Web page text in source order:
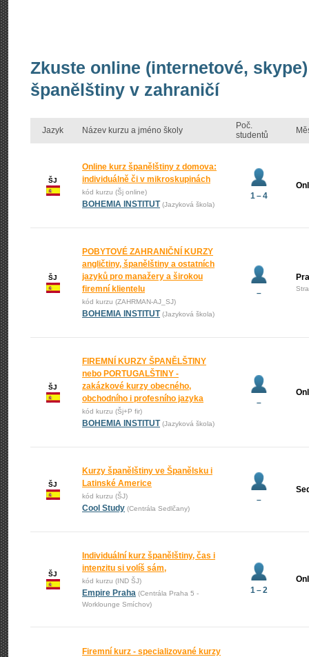
Zkuste online (internetové,
španělštiny v zahraničí
Jazyk Název kurzu a jméno školy
Poč.
studentů
ŠJ
Online kurz španělštiny z domova:
individuálně či v mikroskupinách
kód kurzu (Šj online)
BOHEMIA INSTITUT (Jazyková škola)
1 – 4
ŠJ
POBYTOVÉ ZAHRANIČNÍ KURZY
angličtiny, španělštiny a ostatních
jazyků pro manažery a širokou
firemní klientelu
kód kurzu (ZAHRMAN-AJ_SJ)
BOHEMIA INSTITUT (Jazyková škola)
–
ŠJ
FIREMNÍ KURZY ŠPANĚLŠTINY
nebo PORTUGALŠTINY -
zakázkové kurzy obecného,
obchodního i profesního jazyka
kód kurzu (Šj+P fir)
BOHEMIA INSTITUT (Jazyková škola)
–
ŠJ
Kurzy španělštiny ve Španělsku i
Latinské Americe
kód kurzu (ŠJ)
Cool Study (Centrála Sedlčany)
–
ŠJ
Individuální kurz španělštiny, čas i
intenzitu si volíš sám,
kód kurzu (IND ŠJ)
Empire Praha (Centrála Praha 5 -
Worklounge Smíchov)
1 – 2
Firemní kurz - specializované kurzy